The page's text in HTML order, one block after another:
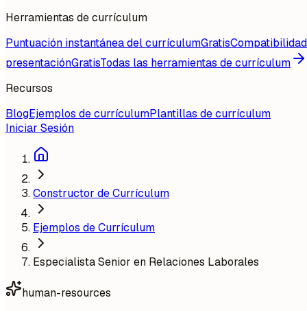
Herramientas de currículum
Puntuación instantánea del currículumGratis
presentaciónGratisTodas las herramientas de currículum
Recursos
BlogEjemplos de currículumPlantillas de currículum
Iniciar Sesión
Constructor de Currículum
Ejemplos de Currículum
Especialista Senior en Relaciones Laborales
human-resources